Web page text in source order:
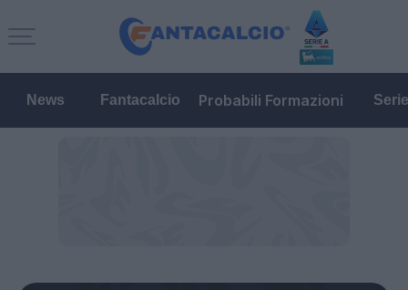
News Fantacalcio Probabili Formazioni